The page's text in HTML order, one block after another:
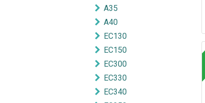
A35
A40
EC130
EC150
EC300
EC330
EC340